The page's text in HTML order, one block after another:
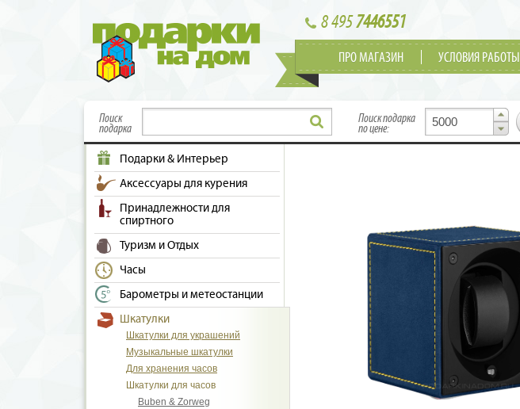
8 4957446551
ПРО МАГАЗИН УСЛОВИЯ РАБОТЫ
Поиск
подарка
Поиск подарка
по цене:
Подарки & Интерьер
Аксессуары для курения
Принадлежности для
спиртного
Туризм и Отдых
Часы
Барометры и метеостанции
Шкатулки
Шкатулки для украшений
Музыкальные шкатулки
Для хранения часов
Шкатулки для часов
Buben & Zorweg